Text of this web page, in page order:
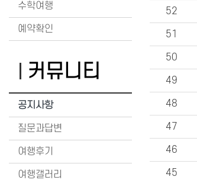
수학여행
예약확인
커뮤니티
공지사항
질문과답변
여행후기
여행갤러리
52
51
50
49
48
47
46
45